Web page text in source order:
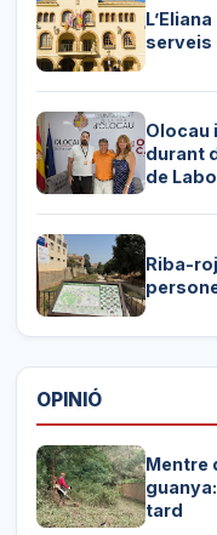
Olocau
durant
de
Riba-
OPINIÓ
Mentre
tard